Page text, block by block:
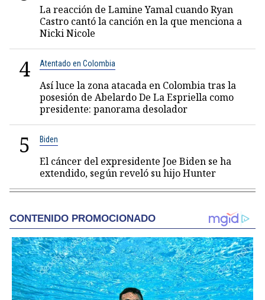
La reacción de Lamine Yamal cuando Ryan
Castro cantó la canción en la que menciona a
Nicki Nicole
4 Atentado en Colombia
Así luce la zona atacada en Colombia tras la
posesión de Abelardo De La Espriella como
presidente: panorama desolador
5 Biden
El cáncer del expresidente Joe Biden se ha
extendido, según reveló su hijo Hunter